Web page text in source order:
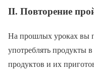
II. Повторение
На прошлых уроках вы
употреблять продукты
продуктов и их